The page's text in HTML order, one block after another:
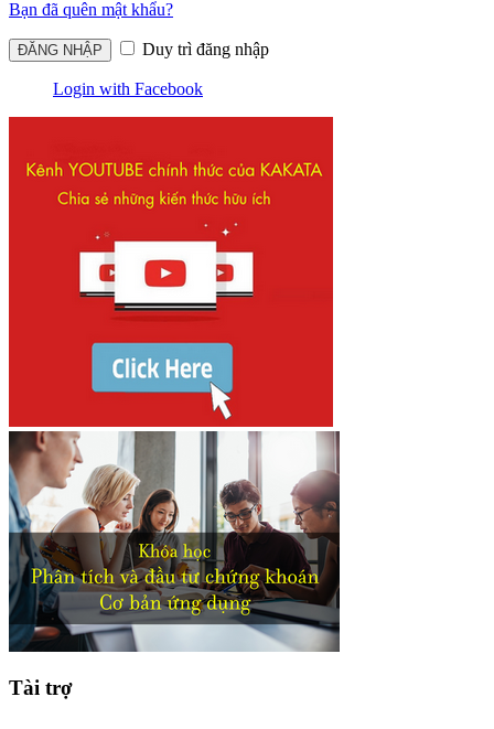
Bạn đã quên mật khẩu?
Duy trì đăng nhập
Login with Facebook
Tài trợ